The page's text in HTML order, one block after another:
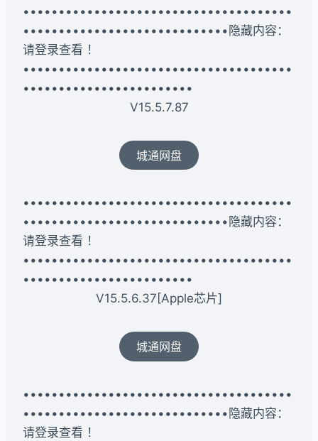
••••••••••••••••••••••••••••••••••••••
•••••••••••••••••••••••••••••隐藏内容：
请登录查看 ！
••••••••••••••••••••••••••••••••••••••
••••••••••••••••••••••••
V15.5.7.87
城通网盘
••••••••••••••••••••••••••••••••••••••
•••••••••••••••••••••••••••••隐藏内容：
请登录查看 ！
••••••••••••••••••••••••••••••••••••••
••••••••••••••••••••••••
V15.5.6.37[Apple芯片]
城通网盘
••••••••••••••••••••••••••••••••••••••
•••••••••••••••••••••••••••••隐藏内容：
请登录查看 ！